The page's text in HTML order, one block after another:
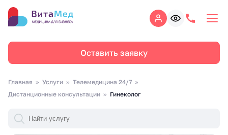
Оставить заявку
Главная Услуги
Телемедицина 24/7
Дистанционные консультации
Гинеколог